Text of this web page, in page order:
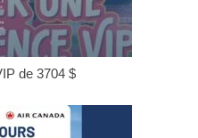
de 3704 $